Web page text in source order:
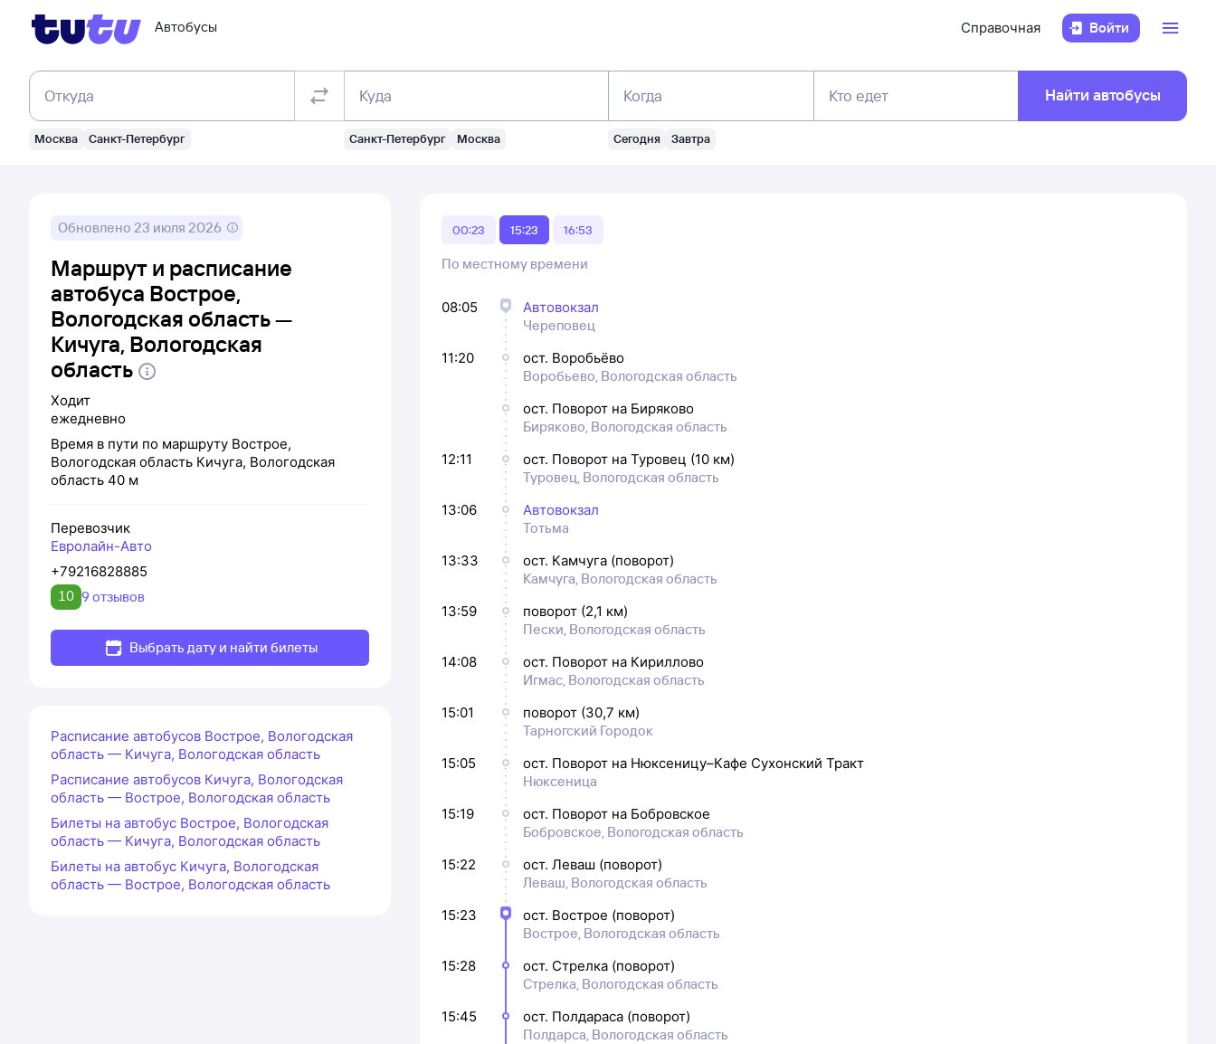
Автобусы Справочная Войти
Откуда
Москва Санкт-Петербург
Куда
Санкт-Петербург Москва
Когда
Сегодня Завтра
Кто едет Найти автобусы
Обновлено 23 июля 2026
Маршрут и расписание
автобуса Вострое,
Вологодская область —
Кичуга, Вологодская
область
Ходит
ежедневно
Время в пути по маршруту Вострое,
Вологодская область Кичуга, Вологодская
область 40 м
Перевозчик
Евролайн-Авто
+79216828885
10 9 отзывов
Выбрать дату и найти билеты
00:23 15:23 16:53
По местному времени
08:05
Автовокзал
Череповец
11:20
ост. Воробьёво
Воробьево, Вологодская область
ост. Поворот на Биряково
Биряково, Вологодская область
12:11
ост. Поворот на Туровец (10 км)
Туровец, Вологодская область
13:06
Автовокзал
Тотьма
13:33
ост. Камчуга (поворот)
Камчуга, Вологодская область
13:59
поворот (2,1 км)
Пески, Вологодская область
14:08
ост. Поворот на Кириллово
Игмас, Вологодская область
15:01
поворот (30,7 км)
Тарногский Городок
15:05
ост. Поворот на Нюксеницу–Кафе Сухонский Тракт
Нюксеница
15:19
ост. Поворот на Бобровское
Бобровское, Вологодская область
15:22
ост. Леваш (поворот)
Леваш, Вологодская область
15:23
ост. Вострое (поворот)
Вострое, Вологодская область
15:28
ост. Стрелка (поворот)
Стрелка, Вологодская область
15:45
ост. Полдараса (поворот)
Полдарса, Вологодская область
Расписание автобусов Вострое, Вологодская
область — Кичуга, Вологодская область
Расписание автобусов Кичуга, Вологодская
область — Вострое, Вологодская область
Билеты на автобус Вострое, Вологодская
область — Кичуга, Вологодская область
Билеты на автобус Кичуга, Вологодская
область — Вострое, Вологодская область